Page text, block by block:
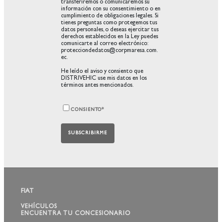
transferiremos o comunicaremos su
información con su consentimiento o en
cumplimiento de obligaciones legales. Si
tienes preguntas como protegemos tus
datos personales, o deseas ejercitar tus
derechos establecidos en la Ley puedes
comunicarte al correo electrónico:
protecciondedatos@corpmaresa.com.
ec.
He leído el aviso y consiento que
DISTRIVEHIC use mis datos en los
términos antes mencionados.
CONSIENTO*
FIAT
VEHÍCULOS
ENCUENTRA TU CONCESIONARIO